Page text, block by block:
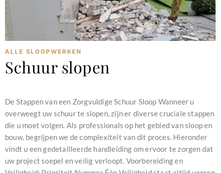
ALLE SLOOPWERKEN
Schuur slopen
De Stappen van een Zorgvuldige Schuur Sloop Wanneer u
overweegt uw schuur te slopen, zijn er diverse cruciale stappen
die u moet volgen. Als professionals op het gebied van sloop en
bouw, begrijpen we de complexiteit van dit proces. Hieronder
vindt u een gedetailleerde handleiding om ervoor te zorgen dat
uw project soepel en veilig verloopt. Voorbereiding en